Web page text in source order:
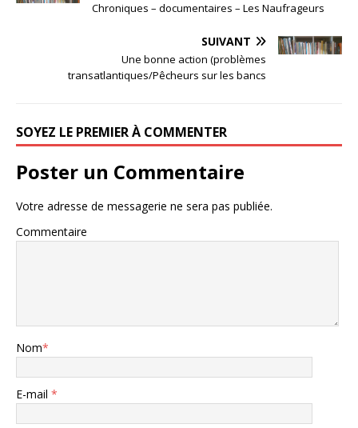
Chroniques – documentaires – Les Naufrageurs
SUIVANT
Une bonne action (problèmes
transatlantiques/Pêcheurs sur les bancs
SOYEZ LE PREMIER À COMMENTER
Poster un Commentaire
Votre adresse de messagerie ne sera pas publiée.
Commentaire
Nom*
E-mail *